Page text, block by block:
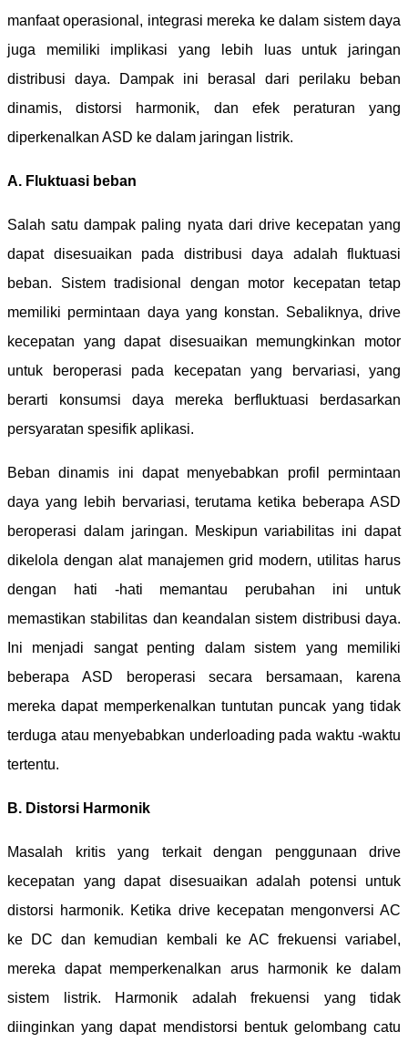
manfaat operasional, integrasi mereka ke dalam sistem daya
juga memiliki implikasi yang lebih luas untuk jaringan
distribusi daya. Dampak ini berasal dari perilaku beban
dinamis, distorsi harmonik, dan efek peraturan yang
diperkenalkan ASD ke dalam jaringan listrik.
A. Fluktuasi beban
Salah satu dampak paling nyata dari drive kecepatan yang
dapat disesuaikan pada distribusi daya adalah fluktuasi
beban. Sistem tradisional dengan motor kecepatan tetap
memiliki permintaan daya yang konstan. Sebaliknya, drive
kecepatan yang dapat disesuaikan memungkinkan motor
untuk beroperasi pada kecepatan yang bervariasi, yang
berarti konsumsi daya mereka berfluktuasi berdasarkan
persyaratan spesifik aplikasi.
Beban dinamis ini dapat menyebabkan profil permintaan
daya yang lebih bervariasi, terutama ketika beberapa ASD
beroperasi dalam jaringan. Meskipun variabilitas ini dapat
dikelola dengan alat manajemen grid modern, utilitas harus
dengan hati -hati memantau perubahan ini untuk
memastikan stabilitas dan keandalan sistem distribusi daya.
Ini menjadi sangat penting dalam sistem yang memiliki
beberapa ASD beroperasi secara bersamaan, karena
mereka dapat memperkenalkan tuntutan puncak yang tidak
terduga atau menyebabkan underloading pada waktu -waktu
tertentu.
B. Distorsi Harmonik
Masalah kritis yang terkait dengan penggunaan drive
kecepatan yang dapat disesuaikan adalah potensi untuk
distorsi harmonik. Ketika drive kecepatan mengonversi AC
ke DC dan kemudian kembali ke AC frekuensi variabel,
mereka dapat memperkenalkan arus harmonik ke dalam
sistem listrik. Harmonik adalah frekuensi yang tidak
diinginkan yang dapat mendistorsi bentuk gelombang catu